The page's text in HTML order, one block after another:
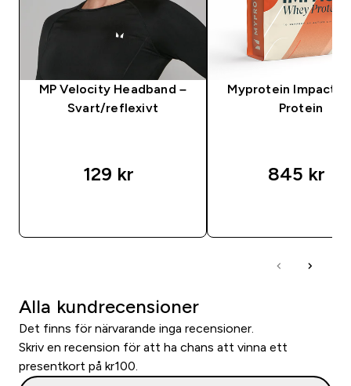
MP Velocity Headband –
Svart/reflexivt
129 kr‎
Myprotein Impact
Protein
845 kr‎
Alla kundrecensioner
Det finns för närvarande inga recensioner.
Skriv en recension för att ha chans att vinna ett
presentkort på kr100.